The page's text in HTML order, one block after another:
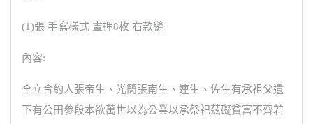
(1)張 手寫樣式 畫押8枚 右款縫
內容:
仝立合約人張帝生、光簡張南生、連生、佐生有承祖父遺
下有公田參段本欲萬世以為公業以承祭祀茲礙貧富不齊若